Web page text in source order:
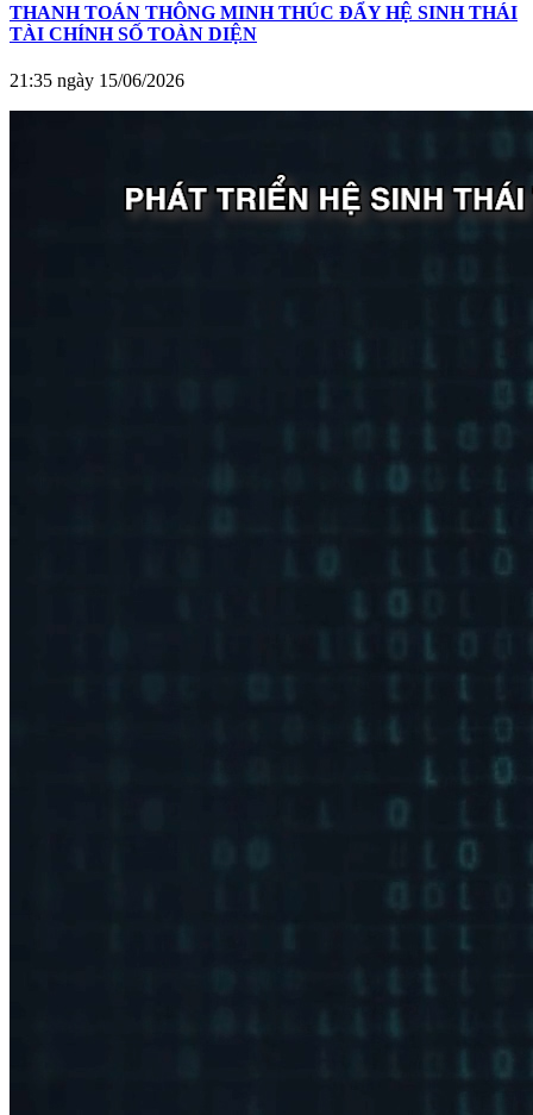
THANH TOÁN THÔNG MINH THÚC ĐẨY HỆ SINH THÁI
TÀI CHÍNH SỐ TOÀN DIỆN
21:35 ngày 15/06/2026